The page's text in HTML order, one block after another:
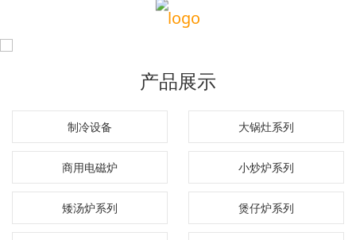
产品展示
制冷设备 大锅灶系列
商用电磁炉 小炒炉系列
矮汤炉系列 煲仔炉系列